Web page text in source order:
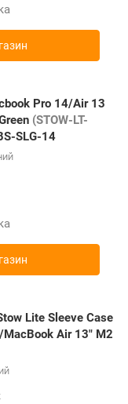
Pro 14/Air 13
(STOW-LT-
SLG-14
Lite Sleeve Case
Air 13" M2